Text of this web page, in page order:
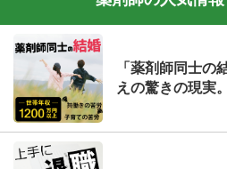
「薬剤師同士の
えの驚きの現実。